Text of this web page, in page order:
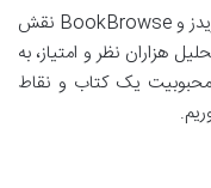
بازخوردهای کاربران در پلتفرم‌هایی مانند گودریدز و BookBrowse نقش
هزاران نظر و امتیاز، به
یک کتاب و نقاط